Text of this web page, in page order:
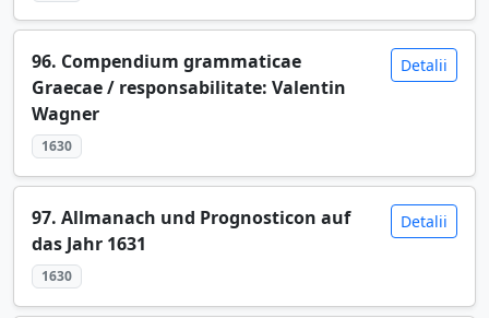
96. Compendium grammaticae
Graecae / responsabilitate: Valentin
Wagner
1630
Detalii
97. Allmanach und Prognosticon auf
das Jahr 1631
1630
Detalii